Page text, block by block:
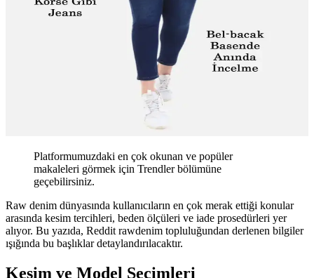
Platformumuzdaki en çok okunan ve popüler
makaleleri görmek için Trendler bölümüne
geçebilirsiniz.
Raw denim dünyasında kullanıcıların en çok merak ettiği konular
arasında kesim tercihleri, beden ölçüleri ve iade prosedürleri yer
alıyor. Bu yazıda, Reddit rawdenim topluluğundan derlenen bilgiler
ışığında bu başlıklar detaylandırılacaktır.
Kesim ve Model Seçimleri